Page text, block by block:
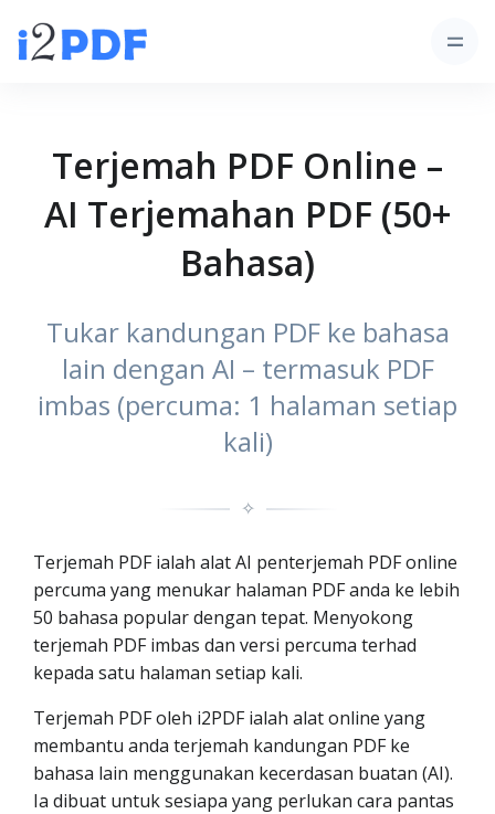
Terjemah PDF Online –
AI Terjemahan PDF (50+
Bahasa)
Tukar kandungan PDF ke bahasa
lain dengan AI – termasuk PDF
imbas (percuma: 1 halaman setiap
kali)
✧
Terjemah PDF ialah alat AI penterjemah PDF online
percuma yang menukar halaman PDF anda ke lebih
50 bahasa popular dengan tepat. Menyokong
terjemah PDF imbas dan versi percuma terhad
kepada satu halaman setiap kali.
Terjemah PDF oleh i2PDF ialah alat online yang
membantu anda terjemah kandungan PDF ke
bahasa lain menggunakan kecerdasan buatan (AI).
Ia dibuat untuk sesiapa yang perlukan cara pantas